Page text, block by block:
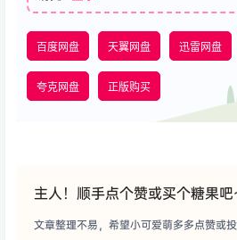
百度网盘 天翼网盘 迅雷网盘
夸克网盘 正版购买
主人！顺手点个赞或买个糖果吧
文章整理不易，希望小可爱萌多多点赞或